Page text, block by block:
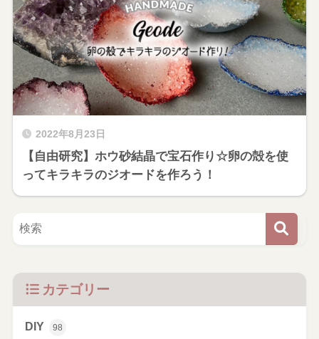
2022年8月23日
【自由研究】ホウ砂結晶で宝石作り☆卵の殻を使
ってキラキラのジオードを作ろう！
カテゴリー
DIY 98